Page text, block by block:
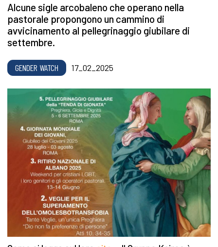
Alcune sigle arcobaleno che operano nella
pastorale propongono un cammino di
avvicinamento al pellegrinaggio giubilare di
settembre.
GENDER WATCH 17_02_2025